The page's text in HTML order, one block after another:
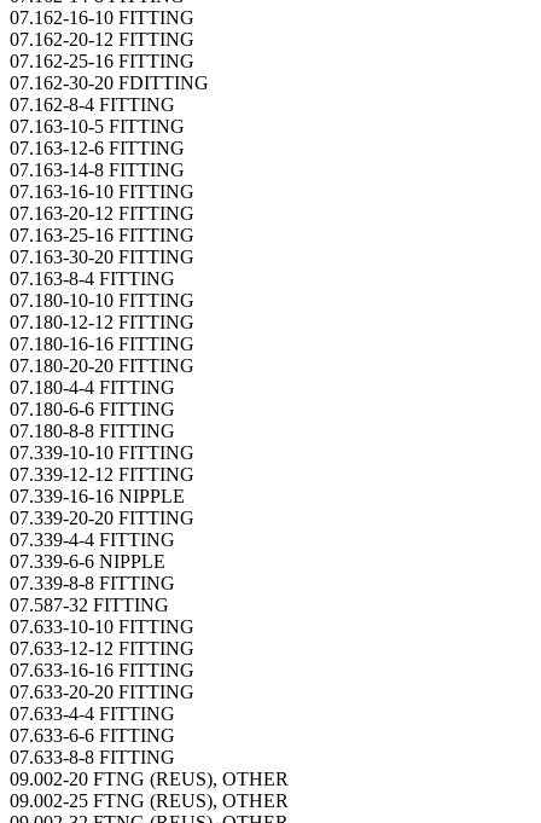
07.162-16-10 FITTING
07.162-20-12 FITTING
07.162-25-16 FITTING
07.162-30-20 FDITTING
07.162-8-4 FITTING
07.163-10-5 FITTING
07.163-12-6 FITTING
07.163-14-8 FITTING
07.163-16-10 FITTING
07.163-20-12 FITTING
07.163-25-16 FITTING
07.163-30-20 FITTING
07.163-8-4 FITTING
07.180-10-10 FITTING
07.180-12-12 FITTING
07.180-16-16 FITTING
07.180-20-20 FITTING
07.180-4-4 FITTING
07.180-6-6 FITTING
07.180-8-8 FITTING
07.339-10-10 FITTING
07.339-12-12 FITTING
07.339-16-16 NIPPLE
07.339-20-20 FITTING
07.339-4-4 FITTING
07.339-6-6 NIPPLE
07.339-8-8 FITTING
07.587-32 FITTING
07.633-10-10 FITTING
07.633-12-12 FITTING
07.633-16-16 FITTING
07.633-20-20 FITTING
07.633-4-4 FITTING
07.633-6-6 FITTING
07.633-8-8 FITTING
09.002-20 FTNG (REUS), OTHER
09.002-25 FTNG (REUS), OTHER